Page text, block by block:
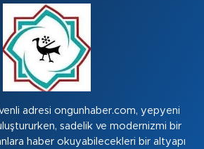
adresi ongunhaber.com, yepyeni
sadelik ve modernizmi bir
haber okuyabilecekleri bir altyapı